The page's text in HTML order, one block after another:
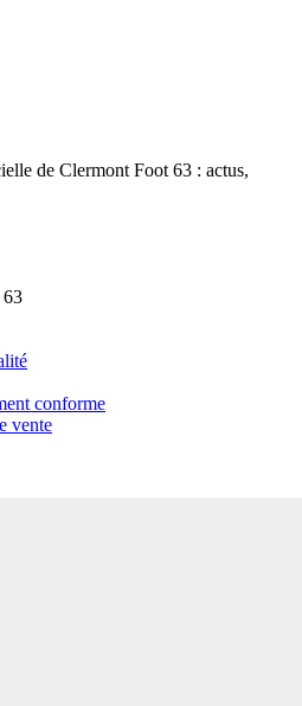
de Clermont Foot 63 : actus,
conforme
vente